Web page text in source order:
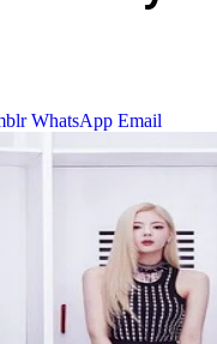
WhatsApp Email